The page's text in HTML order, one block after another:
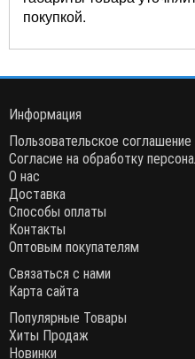
покупкой.
Информация
Пользовательское соглашение
Согласие на обработку
О нас
Доставка
Способы оплаты
Контакты
Оптовым покупателям
Связаться с нами
Карта сайта
Популярные Товары
Хиты Продаж
Новинки